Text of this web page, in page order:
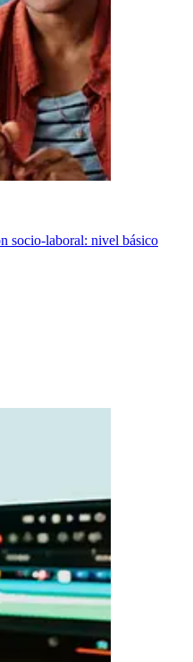
socio-laboral: nivel básico